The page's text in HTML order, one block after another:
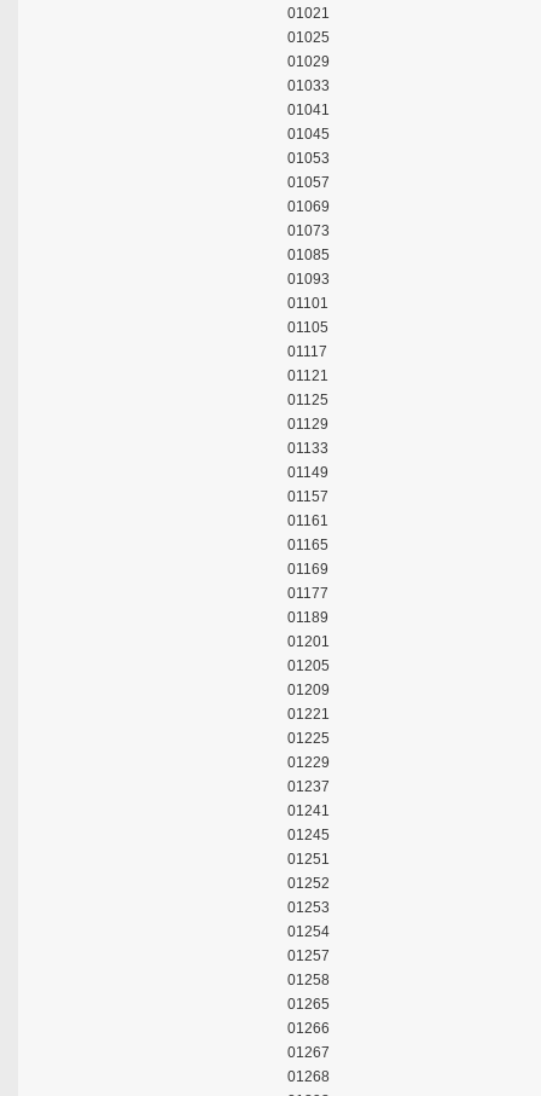
01021
01025
01029
01033
01041
01045
01053
01057
01069
01073
01085
01093
01101
01105
01117
01121
01125
01129
01133
01149
01157
01161
01165
01169
01177
01189
01201
01205
01209
01221
01225
01229
01237
01241
01245
01251
01252
01253
01254
01257
01258
01265
01266
01267
01268